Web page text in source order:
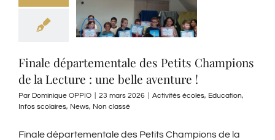
Finale départementale des Petits Champions
de la Lecture : une belle aventure !
Par Dominique OPPIO 23 mars 2026 Activités écoles, Education,
Infos scolaires, News, Non classé
Finale départementale des Petits Champions de la